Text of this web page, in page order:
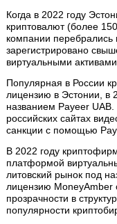
Когда в 2022 году
криптовалют (более
компании
зарегистрировано
виртуальными активами.
Популярная в России
лицензию в Эстонии, в
названием Payeer
российских сайтах
санкции с помощью
В 2022 году
платформой
литовский рынок под
лицензию MoneyAmber
прозрачности в
популярности